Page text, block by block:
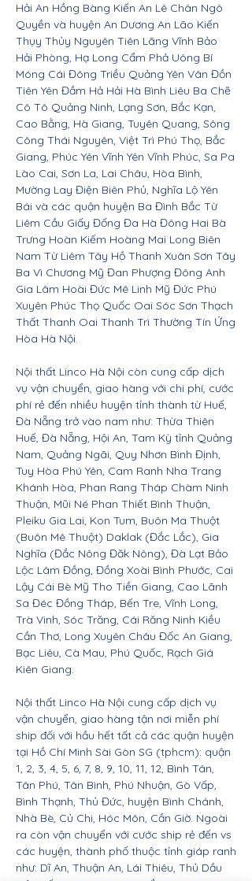
Hải An Hồng Bàng Kiến An Lê Chân Ngô
Quyền và huyện An Dương An Lão Kiến
Thụy Thủy Nguyên Tiên Lãng Vĩnh Bảo
Hải Phòng, Hạ Long Cẩm Phả Uông Bí
Móng Cái Đông Triều Quảng Yên Vân Đồn
Tiên Yên Đầm Hả Hải Hà Bình Liêu Ba Chẽ
Cô Tô Quảng Ninh, Lạng Sơn, Bắc Kạn,
Cao Bằng, Hà Giang, Tuyên Quang, Sông
Công Thái Nguyên, Việt Trì Phú Thọ, Bắc
Giang, Phúc Yên Vĩnh Yên Vĩnh Phúc, Sa Pa
Lào Cai, Sơn La, Lai Châu, Hòa Bình,
Mường Lay Điện Biên Phủ, Nghĩa Lộ Yên
Bái và các quận huyện Ba Đình Bắc Từ
Liêm Cầu Giấy Đống Đa Hà Đông Hai Bà
Trưng Hoàn Kiếm Hoàng Mai Long Biên
Nam Từ Liêm Tây Hồ Thanh Xuân Sơn Tây
Ba Vì Chương Mỹ Đan Phượng Đông Anh
Gia Lâm Hoài Đức Mê Linh Mỹ Đức Phú
Xuyên Phúc Thọ Quốc Oai Sóc Sơn Thạch
Thất Thanh Oai Thanh Trì Thường Tín Ứng
Hòa Hà Nội.
Nội thất Linco Hà Nội còn cung cấp dịch
vụ vận chuyển, giao hàng với chi phí, cước
phí rẻ đến nhiều huyện tỉnh thành từ Huế,
Đà Nẵng trở vào nam như: Thừa Thiên
Huế, Đà Nẵng, Hội An, Tam Kỳ tỉnh Quảng
Nam, Quảng Ngãi, Quy Nhơn Bình Định,
Tuy Hòa Phú Yên, Cam Ranh Nha Trang
Khánh Hòa, Phan Rang Tháp Chàm Ninh
Thuận, Mũi Né Phan Thiết Bình Thuận,
Pleiku Gia Lai, Kon Tum, Buôn Ma Thuột
(Buôn Mê Thuột) Daklak (Đắc Lắc), Gia
Nghĩa (Đắc Nông Đăk Nông), Đà Lạt Bảo
Lộc Lâm Đồng, Đồng Xoài Bình Phước, Cai
Lậy Cái Bè Mỹ Tho Tiền Giang, Cao Lãnh
Sa Đéc Đồng Tháp, Bến Tre, Vĩnh Long,
Trà Vinh, Sóc Trăng, Cái Răng Ninh Kiều
Cần Thơ, Long Xuyên Châu Đốc An Giang,
Bạc Liêu, Cà Mau, Phú Quốc, Rạch Giá
Kiên Giang.
Nội thất Linco Hà Nội cung cấp dịch vụ
vận chuyển, giao hàng tận nơi miễn phí
ship đối với hầu hết tất cả các quận huyện
tại Hồ Chí Minh Sài Gòn SG (tphcm): quận
1, 2, 3, 4, 5, 6, 7, 8, 9, 10, 11, 12, Bình Tân,
Tân Phú, Tân Bình, Phú Nhuận, Gò Vấp,
Bình Thạnh, Thủ Đức, huyện Bình Chánh,
Nhà Bè, Củ Chi, Hóc Môn, Cần Giờ. Ngoài
ra còn vận chuyển với cước ship rẻ đến vs
các huyện, thành phố thuộc tỉnh giáp ranh
như: Dĩ An, Thuận An, Lái Thiêu, Thủ Dầu